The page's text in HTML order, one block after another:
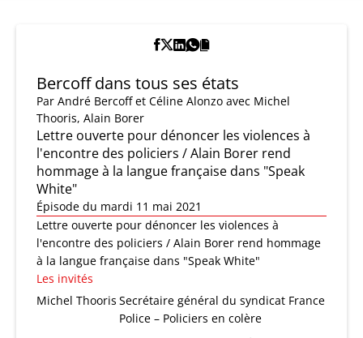
Bercoff dans tous ses états
Par André Bercoff et Céline Alonzo avec Michel
Thooris, Alain Borer
Lettre ouverte pour dénoncer les violences à
l'encontre des policiers / Alain Borer rend
hommage à la langue française dans "Speak
White"
Épisode du mardi 11 mai 2021
Lettre ouverte pour dénoncer les violences à
l'encontre des policiers / Alain Borer rend hommage
à la langue française dans "Speak White"
Les invités
Michel Thooris Secrétaire général du syndicat France
Police – Policiers en colère